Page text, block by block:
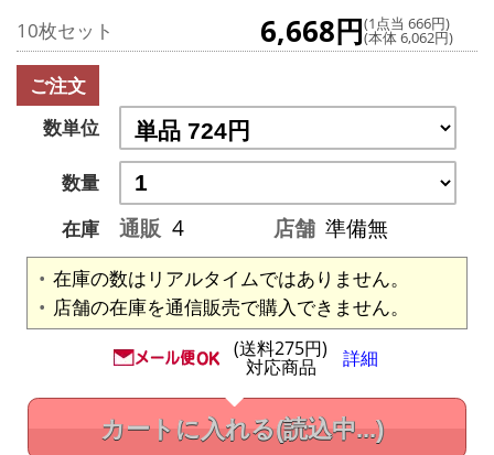
10枚セット 6,668円(1点当 666円)
(本体 6,062円)
ご注文
数単位
数量
在庫
通販 4 店舗 準備無
在庫の数はリアルタイムではありません。
店舗の在庫を通信販売で購入できません。
(送料275円)
対応商品 詳細
カートに入れる(読込中...)